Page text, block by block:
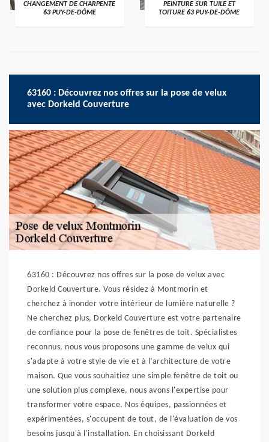
CHANGEMENT DE CHARPENTE
63 PUY-DE-DÔME
PEINTURE SUR TUILE ET
TOITURE 63 PUY-DE-DÔME
63160 : Découvrez nos offres sur la pose de velux
avec Dorkeld Couverture
63160 : Découvrez nos offres sur la pose de velux avec
Dorkeld Couverture. Vous résidez à Montmorin et
cherchez à inonder votre intérieur de lumière naturelle ?
Ne cherchez plus, Dorkeld Couverture est votre partenaire
de confiance pour la pose de fenêtres de toit. Spécialistes
reconnus, nous vous proposons une gamme de velux qui
s'adapte à votre style de vie et à l’architecture de votre
maison. Que vous souhaitiez une simple fenêtre de toit ou
une solution plus complexe, nous avons l'expertise pour
transformer votre espace. Nos équipes, passionnées et
expérimentées, s'occupent de tout, de l'évaluation de vos
besoins jusqu'à l'installation. En choisissant Dorkeld